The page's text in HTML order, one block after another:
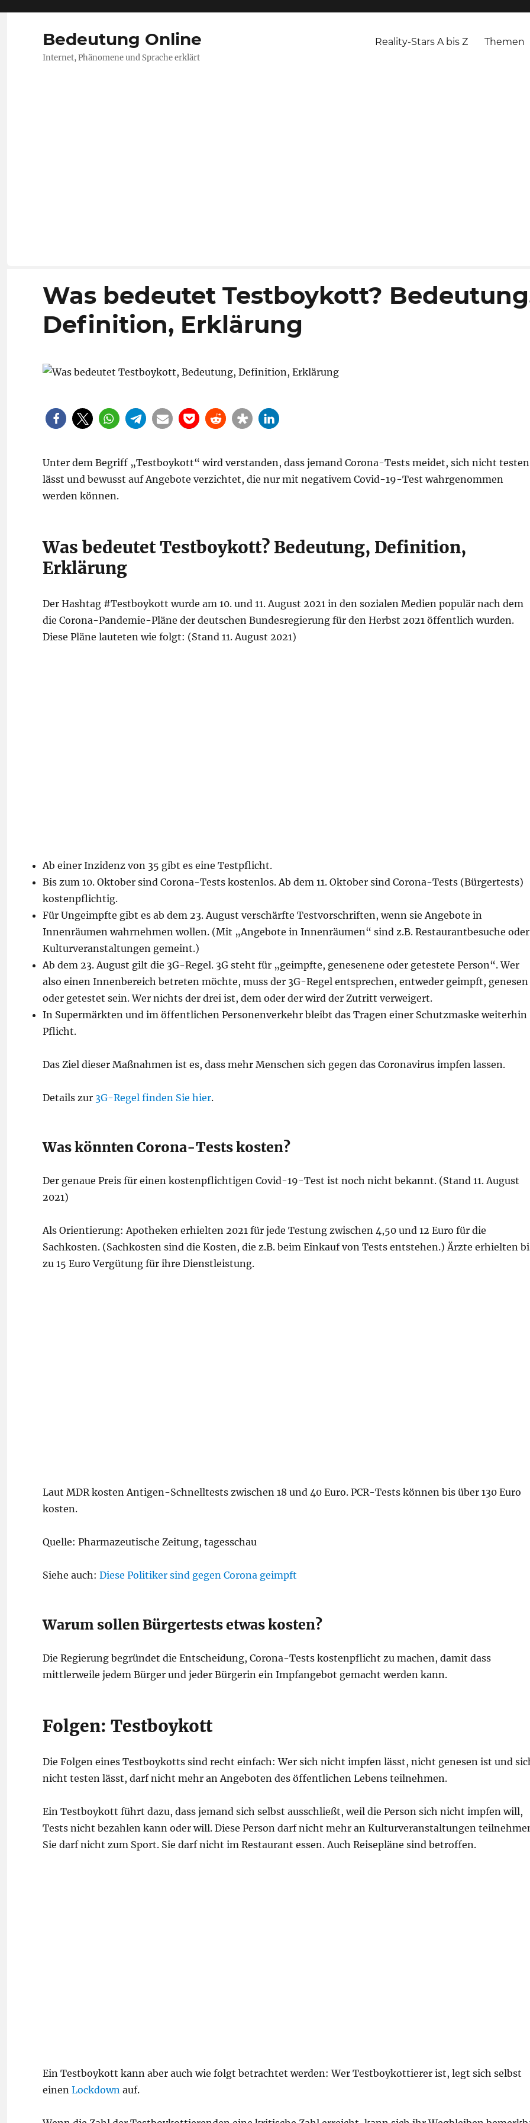
Bedeutung Online
Internet, Phänomene und Sprache erklärt
Reality-Stars A bis Z Themen
Was bedeutet Testboykott?
Definition, Erklärung
Unter dem Begriff „Testboykott“ wird verstanden, dass jemand Corona-Tests meidet, sich nicht testen
lässt und bewusst auf Angebote verzichtet, die nur mit negativem Covid-19-Test wahrgenommen
werden können.
Was bedeutet Testboykott? Bedeutung, Definition,
Erklärung
Der Hashtag #Testboykott wurde am 10. und 11. August 2021 in den sozialen Medien populär nach dem
die Corona-Pandemie-Pläne der deutschen Bundesregierung für den Herbst 2021 öffentlich wurden.
Diese Pläne lauteten wie folgt: (Stand 11. August 2021)
Ab einer Inzidenz von 35 gibt es eine Testpflicht.
Bis zum 10. Oktober sind Corona-Tests kostenlos. Ab dem 11. Oktober sind Corona-Tests (Bürgertests)
kostenpflichtig.
Für Ungeimpfte gibt es ab dem 23. August verschärfte Testvorschriften, wenn sie Angebote in
Innenräumen wahrnehmen wollen. (Mit „Angebote in Innenräumen“ sind z.B. Restaurantbesuche oder
Kulturveranstaltungen gemeint.)
Ab dem 23. August gilt die 3G-Regel. 3G steht für „geimpfte, genesenene oder getestete Person“. Wer
also einen Innenbereich betreten möchte, muss der 3G-Regel entsprechen, entweder geimpft, genesen
oder getestet sein. Wer nichts der drei ist, dem oder der wird der Zutritt verweigert.
In Supermärkten und im öffentlichen Personenverkehr bleibt das Tragen einer Schutzmaske weiterhin
Pflicht.
Das Ziel dieser Maßnahmen ist es, dass mehr Menschen sich gegen das Coronavirus impfen lassen.
Details zur 3G-Regel finden Sie hier.
Was könnten Corona-Tests kosten?
Der genaue Preis für einen kostenpflichtigen Covid-19-Test ist noch nicht bekannt. (Stand 11. August
2021)
Als Orientierung: Apotheken erhielten 2021 für jede Testung zwischen 4,50 und 12 Euro für die
Sachkosten. (Sachkosten sind die Kosten, die z.B. beim Einkauf von Tests entstehen.) Ärzte erhielten
zu 15 Euro Vergütung für ihre Dienstleistung.
Laut MDR kosten Antigen-Schnelltests zwischen 18 und 40 Euro. PCR-Tests können bis über 130 Euro
kosten.
Quelle: Pharmazeutische Zeitung, tagesschau
Siehe auch: Diese Politiker sind gegen Corona geimpft
Warum sollen Bürgertests etwas kosten?
Die Regierung begründet die Entscheidung, Corona-Tests kostenpflicht zu machen, damit dass
mittlerweile jedem Bürger und jeder Bürgerin ein Impfangebot gemacht werden kann.
Folgen: Testboykott
Die Folgen eines Testboykotts sind recht einfach: Wer sich nicht impfen lässt, nicht genesen ist und
nicht testen lässt, darf nicht mehr an Angeboten des öffentlichen Lebens teilnehmen.
Ein Testboykott führt dazu, dass jemand sich selbst ausschließt, weil die Person sich nicht impfen will,
Tests nicht bezahlen kann oder will. Diese Person darf nicht mehr an Kulturveranstaltungen
Sie darf nicht zum Sport. Sie darf nicht im Restaurant essen. Auch Reisepläne sind betroffen.
Ein Testboykott kann aber auch wie folgt betrachtet werden: Wer Testboykottierer ist, legt sich selbst
einen Lockdown auf.